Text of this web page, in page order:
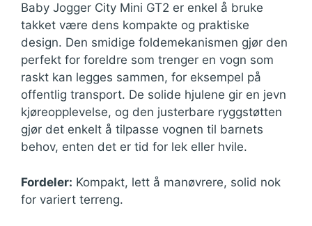
Baby Jogger City Mini GT2 er enkel å bruke
takket være dens kompakte og praktiske
design. Den smidige foldemekanismen gjør den
perfekt for foreldre som trenger en vogn som
raskt kan legges sammen, for eksempel på
offentlig transport. De solide hjulene gir en jevn
kjøreopplevelse, og den justerbare ryggstøtten
gjør det enkelt å tilpasse vognen til barnets
behov, enten det er tid for lek eller hvile.
Fordeler: Kompakt, lett å manøvrere, solid nok
for variert terreng.